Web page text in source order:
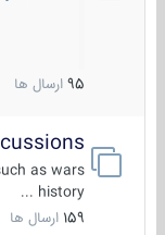
95 ارسال ها
such as wars
history ...
159 ارسال ها